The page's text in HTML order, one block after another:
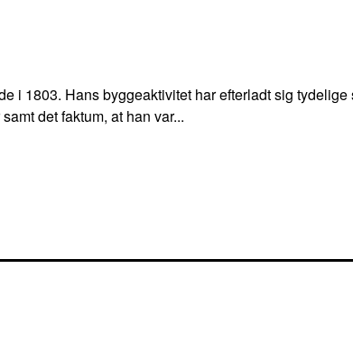
i 1803. Hans byggeaktivitet har efterladt sig
det faktum, at han var...